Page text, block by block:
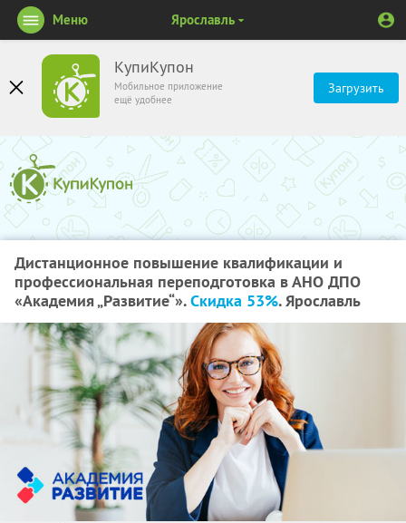
КупиКупон
Мобильное приложение
ещё удобнее
Загрузить
Меню Ярославль
Дистанционное повышение квалификации и
профессиональная переподготовка в АНО ДПО
«Академия „Развитие“».Скидка 53%. Ярославль